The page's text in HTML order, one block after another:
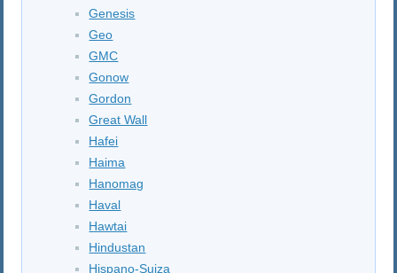
Genesis
Geo
GMC
Gonow
Gordon
Great Wall
Hafei
Haima
Hanomag
Haval
Hawtai
Hindustan
Hispano-Suiza